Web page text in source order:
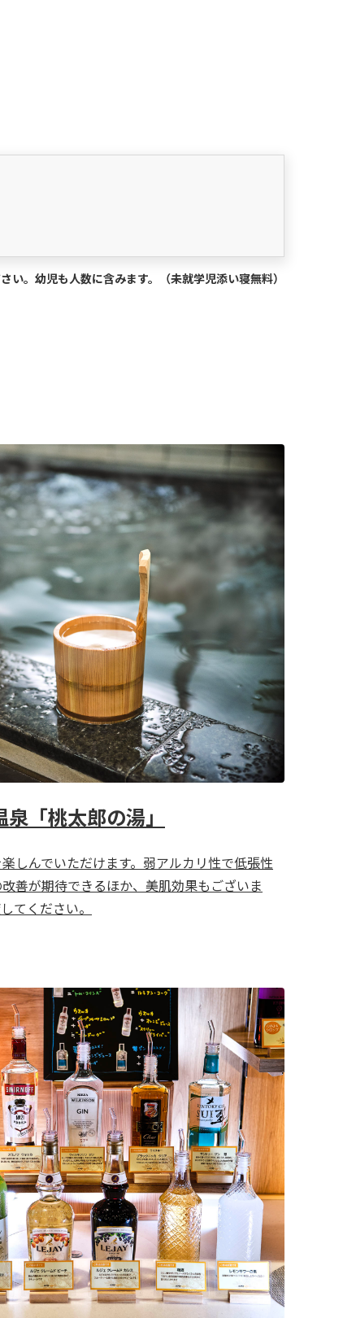
い。幼児も人数に含みます。（未就学児添い寝無料）
「桃太郎の湯」
しんでいただけます。弱アルカリ性で低張性
善が期待できるほか、美肌効果もございま
てください。